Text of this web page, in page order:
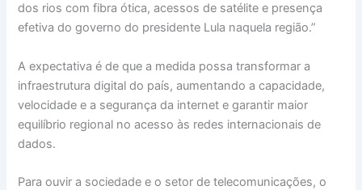
dos rios com fibra ótica, acessos de satélite e presença
efetiva do governo do presidente Lula naquela região.”
A expectativa é de que a medida possa transformar a
infraestrutura digital do país, aumentando a capacidade,
velocidade e a segurança da internet e garantir maior
equilíbrio regional no acesso às redes internacionais de
dados.
Para ouvir a sociedade e o setor de telecomunicações, o